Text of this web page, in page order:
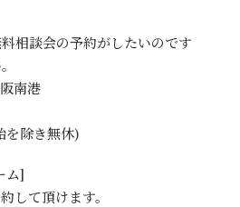
相談会の予約がしたいのです
南港
除き無休)
ム]
して頂けます。